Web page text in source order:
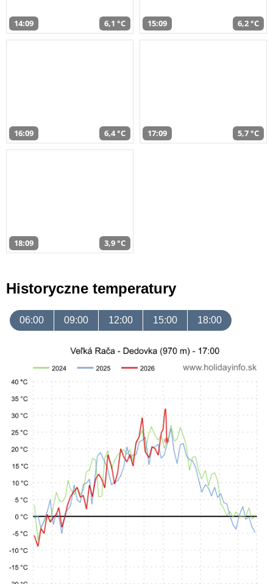
14:09 6,1 °C 15:09 6,2 °C
16:09 6,4 °C 17:09 5,7 °C
18:09 3,9 °C
Historyczne temperatury
06:00 09:00 12:00 15:00 18:00